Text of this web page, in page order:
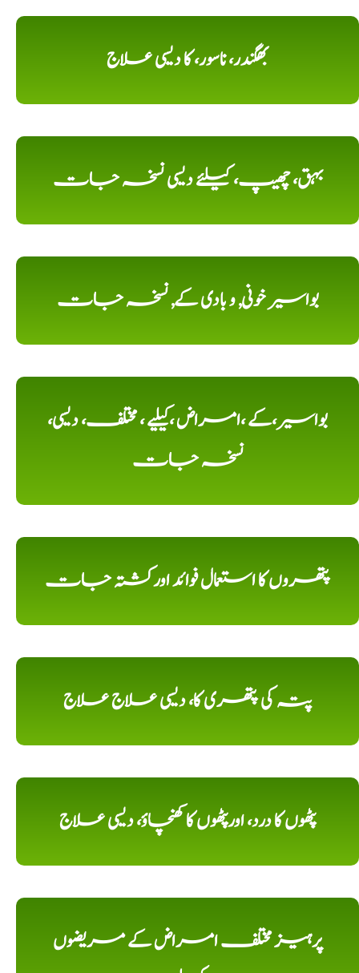
بھگندر، ناسور، کا دیسی علاج
بہق، چھیپ، کیلئے دیسی نسخہ جات
بواسیر خونی, و بادی کے, نسخہ جات
بواسیر،کے ،امراض ،کیلیے ، مختلف، دیسی،
نسخہ جات
پتھروں کا استعمال فوائد اورکشتہ جات
پتہ کی پتھری کا، دیسی علاج علاج
پٹھوں کا درد، اورپٹھوں کا کھنچاؤ، دیسی علاج
پرہیز مختلف امراض کے مریضوں